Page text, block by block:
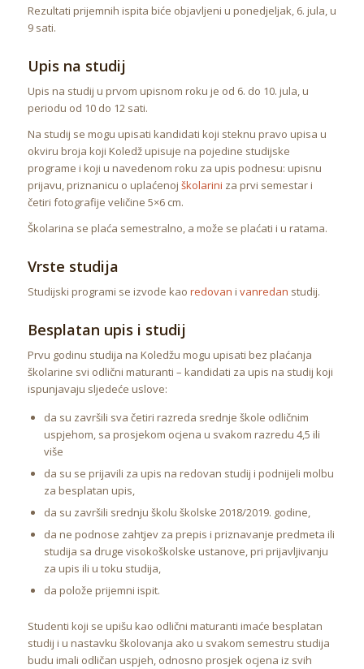
Rezultati prijemnih ispita biće objavljeni u ponedjeljak, 6. jula, u
9 sati.
Upis na studij
Upis na studij u prvom upisnom roku je od 6. do 10. jula, u
periodu od 10 do 12 sati.
Na studij se mogu upisati kandidati koji steknu pravo upisa u
okviru broja koji Koledž upisuje na pojedine studijske
programe i koji u navedenom roku za upis podnesu: upisnu
prijavu, priznanicu o uplaćenoj školarini za prvi semestar i
četiri fotografije veličine 5×6 cm.
Školarina se plaća semestralno, a može se plaćati i u ratama.
Vrste studija
Studijski programi se izvode kao redovan i vanredan studij.
Besplatan upis i studij
Prvu godinu studija na Koledžu mogu upisati bez plaćanja
školarine svi odlični maturanti – kandidati za upis na studij koji
ispunjavaju sljedeće uslove:
da su završili sva četiri razreda srednje škole odličnim
uspjehom, sa prosjekom ocjena u svakom razredu 4,5 ili
više
da su se prijavili za upis na redovan studij i podnijeli molbu
za besplatan upis,
da su završili srednju školu školske 2018/2019. godine,
da ne podnose zahtjev za prepis i priznavanje predmeta ili
studija sa druge visokoškolske ustanove, pri prijavljivanju
za upis ili u toku studija,
da polože prijemni ispit.
Studenti koji se upišu kao odlični maturanti imaće besplatan
studij i u nastavku školovanja ako u svakom semestru studija
budu imali odličan uspjeh, odnosno prosjek ocjena iz svih